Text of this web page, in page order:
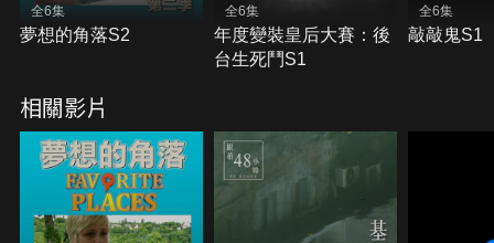
全6集
夢想的角落S2
全6集
年度變裝皇后大賽：後
台生死鬥S1
全6集
敲敲鬼S1
相關影片